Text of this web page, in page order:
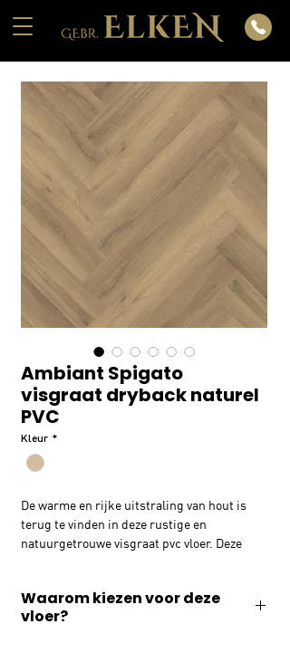
Ambiant Spigato
visgraat dryback naturel
PVC
Kleur *
De warme en rijke uitstraling van hout is
terug te vinden in deze rustige en
natuurgetrouwe visgraat pvc vloer. Deze
donkergrijs. Voor elk interieur een
passende kleur. De stroken zijn afgewerkt
Waarom kiezen voor deze
vloer?